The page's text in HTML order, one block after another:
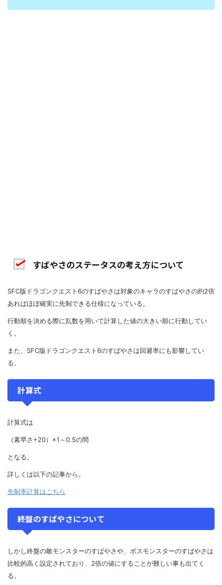
すばやさのステータスの考え方について
SFC版ドラゴンクエスト6のすばやさは対象のキャラのすばやさの約2倍
あればほぼ確実に先制できる仕様になっている。
行動順を決める際に乱数を用いて計算した値の大きい順に行動してい
く。
また、SFC版ドラゴンクエスト6のすばやさは回避率にも影響してい
る。
計算式
計算式は
（素早さ+20）×1～0.5の間
となる。
詳しくは以下の記事から。
先制率計算はこちら
終盤のすばやさについて
しかし終盤の敵モンスターのすばやさや、ボスモンスターのすばやさは
比較的高く設定されており、2倍の値にすることが難しい事も出てく
る。